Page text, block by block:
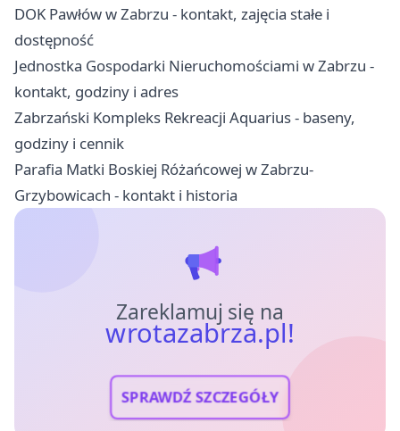
DOK Pawłów w Zabrzu - kontakt, zajęcia stałe i
dostępność
Jednostka Gospodarki Nieruchomościami w Zabrzu -
kontakt, godziny i adres
Zabrzański Kompleks Rekreacji Aquarius - baseny,
godziny i cennik
Parafia Matki Boskiej Różańcowej w Zabrzu-
Grzybowicach - kontakt i historia
Zareklamuj się na
wrotazabrza.pl!
SPRAWDŹ SZCZEGÓŁY